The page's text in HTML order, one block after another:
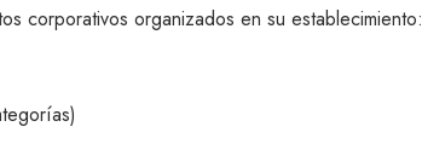
corporativos organizados en su establecimiento: